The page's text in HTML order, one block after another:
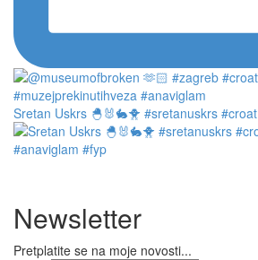
Sretan Uskrs 🐣🐰🐇🐥 #sretanuskrs #croat
Newsletter
Pretplatite se na moje novosti...